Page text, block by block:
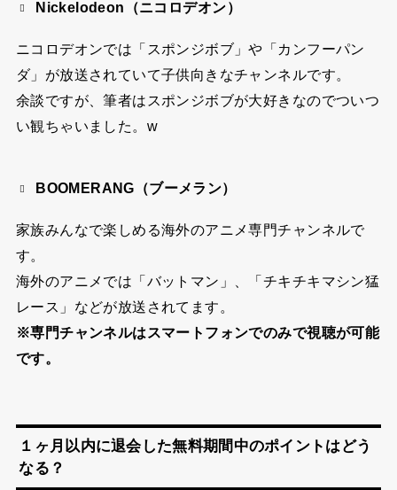
Nickelodeon（ニコロデオン）
ニコロデオンでは「スポンジボブ」や「カンフーパン
ダ」が放送されていて子供向きなチャンネルです。
余談ですが、筆者はスポンジボブが大好きなのでついつ
い観ちゃいました。w
BOOMERANG（ブーメラン）
家族みんなで楽しめる海外のアニメ専門チャンネルで
す。
海外のアニメでは「バットマン」、「チキチキマシン猛
レース」などが放送されてます。
※専門チャンネルはスマートフォンでのみで視聴が可能
です。
１ヶ月以内に退会した無料期間中のポイントはどう
なる？